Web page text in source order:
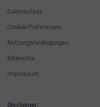
Datenschutz
Cookie-Präferenzen
Nutzungsbedingungen
Bildrechte
Impressum
Disclaimer: